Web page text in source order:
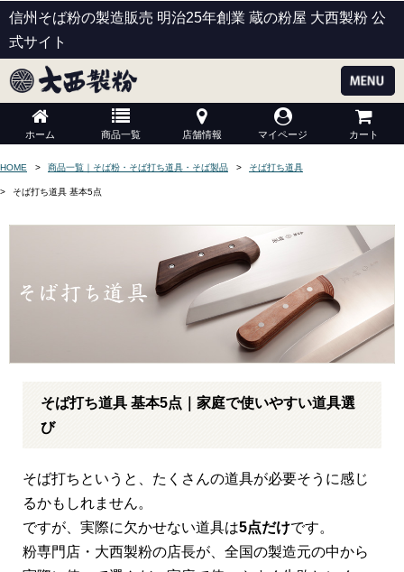
信州そば粉の製造販売 明治25年創業 蔵の粉屋 大西製粉 公
式サイト
ホーム 商品一覧 店舗情報 マイページ カート
HOME 商品一覧｜そば粉・そば打ち道具・そば製品 そば打ち道具
そば打ち道具 基本5点
そば打ち道具 基本5点｜家庭で使いやすい道具選
び
そば打ちというと、たくさんの道具が必要そうに感じ
るかもしれません。
ですが、実際に欠かせない道具は5点だけです。
粉専門店・大西製粉の店長が、全国の製造元の中から